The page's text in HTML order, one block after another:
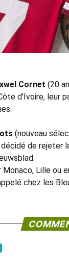
Cornet (20
d'Ivoire, leur
(nouveau
décidé de rejeter
Lille ou
chez les